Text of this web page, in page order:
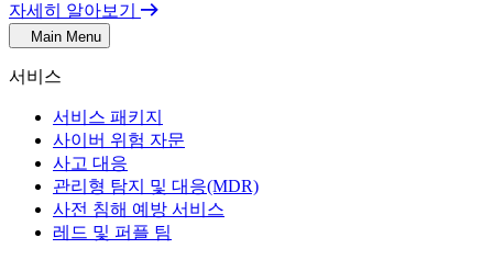
자세히 알아보기
Main Menu
서비스
서비스 패키지
사이버 위험 자문
사고 대응
관리형 탐지 및 대응(MDR)
사전 침해 예방 서비스
레드 및 퍼플 팀